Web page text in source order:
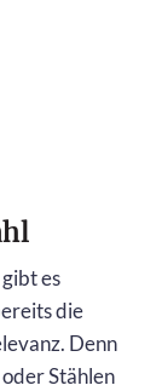
es
die
Denn
Stählen